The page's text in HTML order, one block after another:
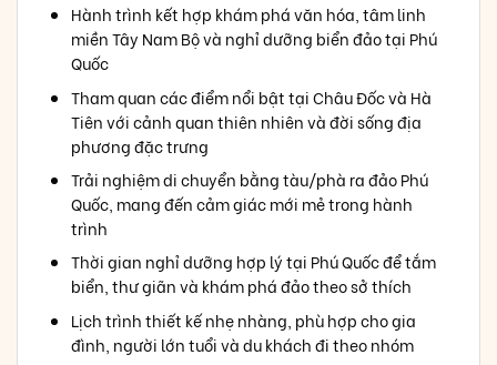
Hành trình kết hợp khám phá văn hóa, tâm linh
miền Tây Nam Bộ và nghỉ dưỡng biển đảo tại Phú
Quốc
Tham quan các điểm nổi bật tại Châu Đốc và Hà
Tiên với cảnh quan thiên nhiên và đời sống địa
phương đặc trưng
Trải nghiệm di chuyển bằng tàu/phà ra đảo Phú
Quốc, mang đến cảm giác mới mẻ trong hành
trình
Thời gian nghỉ dưỡng hợp lý tại Phú Quốc để tắm
biển, thư giãn và khám phá đảo theo sở thích
Lịch trình thiết kế nhẹ nhàng, phù hợp cho gia
đình, người lớn tuổi và du khách đi theo nhóm